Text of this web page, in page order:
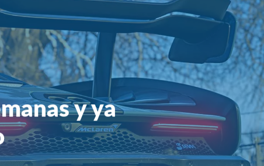
y ya